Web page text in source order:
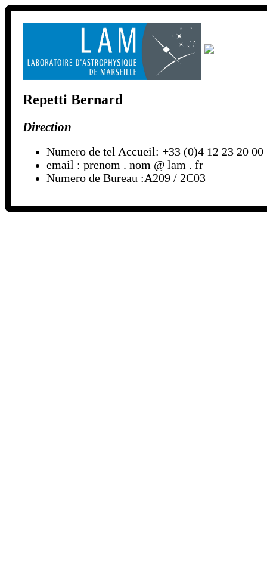
Repetti Bernard
Direction
Numero de tel Accueil: +33 (0)4 12 23 20 00
email : prenom . nom @ lam . fr
Numero de Bureau :A209 / 2C03